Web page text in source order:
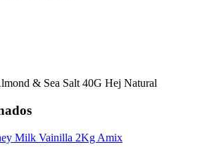
& Sea Salt 40G Hej Natural